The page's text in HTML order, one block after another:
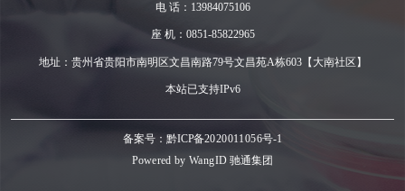
电 话：13984075106
座 机：0851-85822965
地址：贵州省贵阳市南明区文昌南路79号文昌苑A栋603【大南社区】
本站已支持IPv6
备案号：黔ICP备2020011056号-1
Powered by WangID 驰通集团